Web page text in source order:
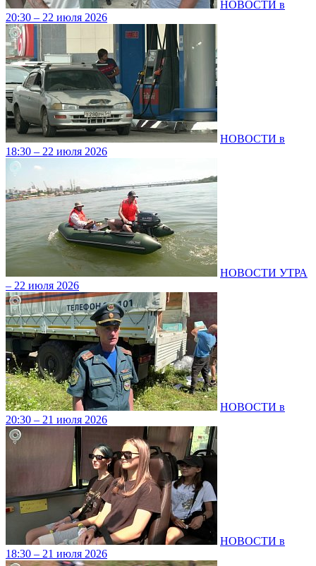
НОВОСТИ в
20:30 – 22 июля 2026
НОВОСТИ в
18:30 – 22 июля 2026
НОВОСТИ УТРА
– 22 июля 2026
НОВОСТИ в
20:30 – 21 июля 2026
НОВОСТИ в
18:30 – 21 июля 2026